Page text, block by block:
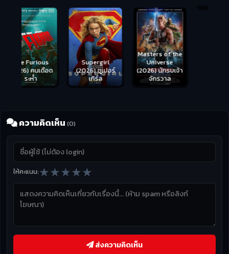
Supergirl
(2026) ซูเปอร์
Masters of the
Universe
(2026) นักรบเจ้า
จักรวาล
Hungry (2026)
มันเด้งขึ้นมาแดก
ความคิดเห็น (0)
ให้คะแนน:★★★★★
ส่งความคิดเห็น